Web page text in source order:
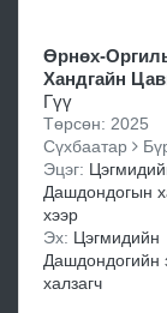
Өрнөх-
Хандгайн
Гүү
Төрсөн: 2025
Сүхбаатар
Эцэг:
Дашдондогын
хээр
Эх: Цэгмидийн
Дашдондогийн
халзагч